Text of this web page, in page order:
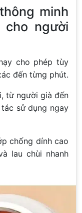
minh
cho người
cho phép tùy
đến từng phút.
từ người già đến
sử dụng ngay
chống dính cao
lau chùi nhanh